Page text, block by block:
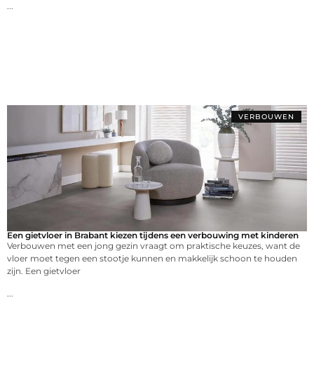
...
VERBOUWEN
Een gietvloer in Brabant kiezen tijdens een verbouwing met kinderen
Verbouwen met een jong gezin vraagt om praktische keuzes, want de
vloer moet tegen een stootje kunnen en makkelijk schoon te houden
zijn. Een gietvloer
...